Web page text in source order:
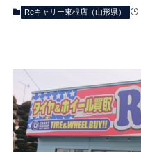
Reキャリー東根店（山形県）